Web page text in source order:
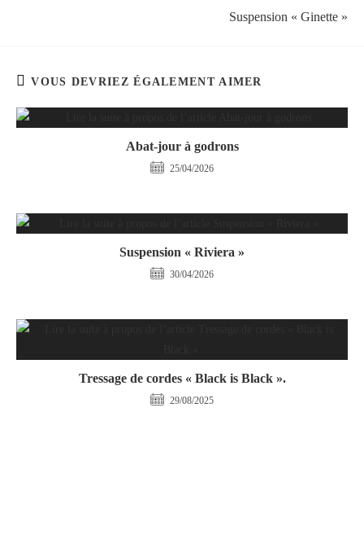
Suspension « Ginette »
VOUS DEVRIEZ ÉGALEMENT AIMER
Abat-jour à godrons
25/04/2026
Suspension « Riviera »
30/04/2026
Tressage de cordes « Black is Black ».
29/08/2025